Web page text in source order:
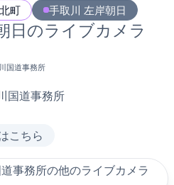
町 手取川 左岸朝日
日のライブカメラ
国道事務所
国道事務所
こちら
事務所の他のライブカメラ